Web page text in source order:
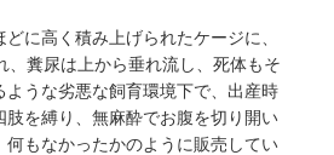
どに高く積み上げられたケージに、
、糞尿は上から垂れ流し、死体もそ
ような劣悪な飼育環境下で、出産時
肢を縛り、無麻酔でお腹を切り開い
何もなかったかのように販売してい